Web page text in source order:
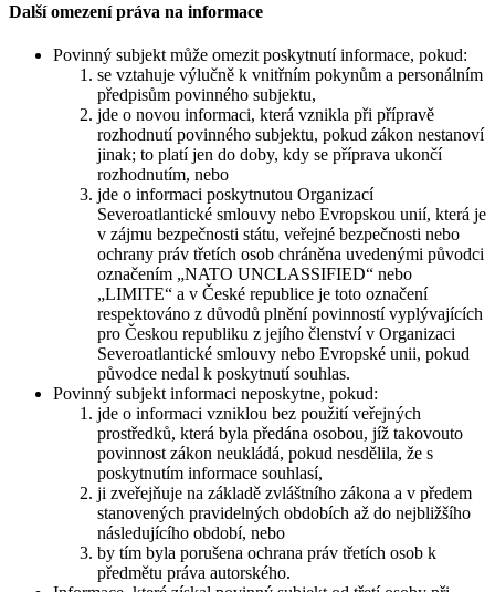
Další omezení práva na informace
Povinný subjekt může omezit poskytnutí informace, pokud:
se vztahuje výlučně k vnitřním pokynům a personálním
předpisům povinného subjektu,
jde o novou informaci, která vznikla při přípravě
rozhodnutí povinného subjektu, pokud zákon nestanoví
jinak; to platí jen do doby, kdy se příprava ukončí
rozhodnutím, nebo
jde o informaci poskytnutou Organizací
Severoatlantické smlouvy nebo Evropskou unií, která je
v zájmu bezpečnosti státu, veřejné bezpečnosti nebo
ochrany práv třetích osob chráněna uvedenými původci
označením „NATO UNCLASSIFIED“ nebo
„LIMITE“ a v České republice je toto označení
respektováno z důvodů plnění povinností vyplývajících
pro Českou republiku z jejího členství v Organizaci
Severoatlantické smlouvy nebo Evropské unii, pokud
původce nedal k poskytnutí souhlas.
Povinný subjekt informaci neposkytne, pokud:
jde o informaci vzniklou bez použití veřejných
prostředků, která byla předána osobou, jíž takovouto
povinnost zákon neukládá, pokud nesdělila, že s
poskytnutím informace souhlasí,
ji zveřejňuje na základě zvláštního zákona a v předem
stanovených pravidelných obdobích až do nejbližšího
následujícího období, nebo
by tím byla porušena ochrana práv třetích osob k
předmětu práva autorského.